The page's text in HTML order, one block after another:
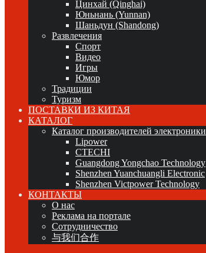
Цинхай (Qinghai)
Юньнань (Yunnan)
Шаньдун (Shandong)
Развлечения
Спорт
Видео
Игры
Юмор
Традиции
Туризм
ПОСТАВКИ ИЗ КИТАЯ
КАТАЛОГ
Каталог производителей электроники
Lipower
CTECHI
Guangdong Yongchao Technology
Shenzhen Yuanchuangli Electronic
Shenzhen Victpower Technology
КОНТАКТЫ
О нас
Реклама на портале
Сотрудничество
与我们合作